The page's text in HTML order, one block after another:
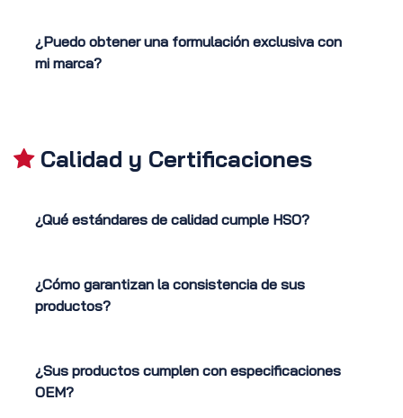
¿Puedo obtener una formulación exclusiva con
mi marca?
Calidad y Certificaciones
¿Qué estándares de calidad cumple HSO?
¿Cómo garantizan la consistencia de sus
productos?
¿Sus productos cumplen con especificaciones
OEM?